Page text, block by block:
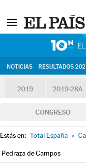
NOTICIAS RESULTADOS
2019 2019-28A
CONGRESO
Estás en: Total España »
Pedraza de Campos